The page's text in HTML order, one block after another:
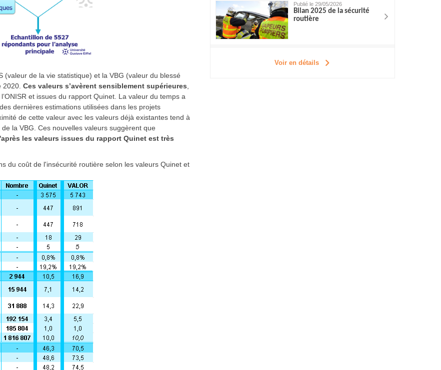
de la vie statistique) et la VBG (valeur du blessé
2020. Ces valeurs s’avèrent sensiblement supérieures,
et issues du rapport Quinet. La valeur du temps a
dernières estimations utilisées dans les projets
de cette valeur avec les valeurs déjà existantes tend à
la VBG. Ces nouvelles valeurs suggèrent que
les valeurs issues du rapport Quinet est très
du coût de l'insécurité routière selon les valeurs Quinet et
Publié le 29/05/2026
Bilan 2025 de la sécurité
routière
Voir en détails